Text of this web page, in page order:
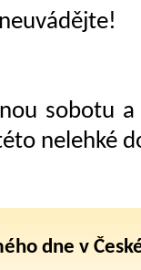
neuvádějte!
sobotu
nelehké
dne v